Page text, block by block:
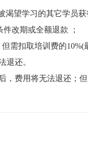
望学习的其它学员
改期或全额退款 ；
需扣取培训费的10%(
退还。
，费用将无法退还；